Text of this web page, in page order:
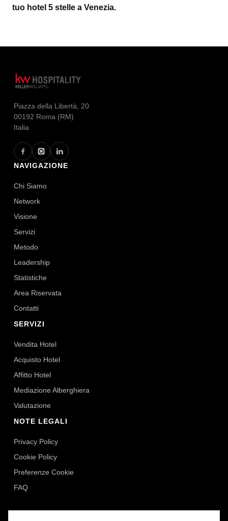
tuo hotel 5 stelle a Venezia.
Piazza della Libertà, 20
00192 Roma (RM)
Italia
NAVIGAZIONE
Chi Siamo
Network
Visione
Servizi
Metodo
Leadership
Statistiche
Area Riservata
Contatti
SERVIZI
Vendita Hotel
Acquisto Hotel
Affitto Hotel
Mediazione Alberghiera
Valutazione
NOTE LEGALI
Privacy Policy
Cookie Policy
Preferenze Cookie
FAQ